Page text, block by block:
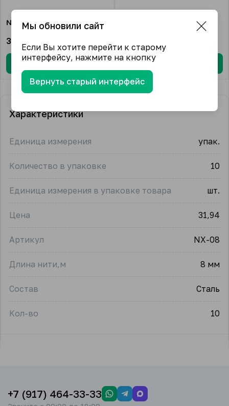
№01 Под золото
31.94
В корзину В корзину
Характеристики
Единица измерения упак.
Количество в упаковке 10
Единица измерения в упаковке товара шт.
Цена 31,94
Артикул NX-08
Длина нити,м 8 мм
Состав Сталь
Кол-во 10
+7 (917) 464-33-33
Мы обновили сайт
Если Вы хотите перейти к старому
интерфейсу, нажмите на кнопку
Вернуть старый интерфейс